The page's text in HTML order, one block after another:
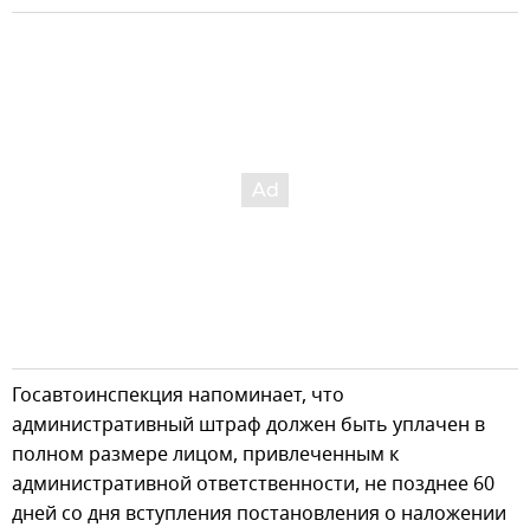
Госавтоинспекция напоминает, что
административный штраф должен быть уплачен в
полном размере лицом, привлеченным к
административной ответственности, не позднее 60
дней со дня вступления постановления о наложении